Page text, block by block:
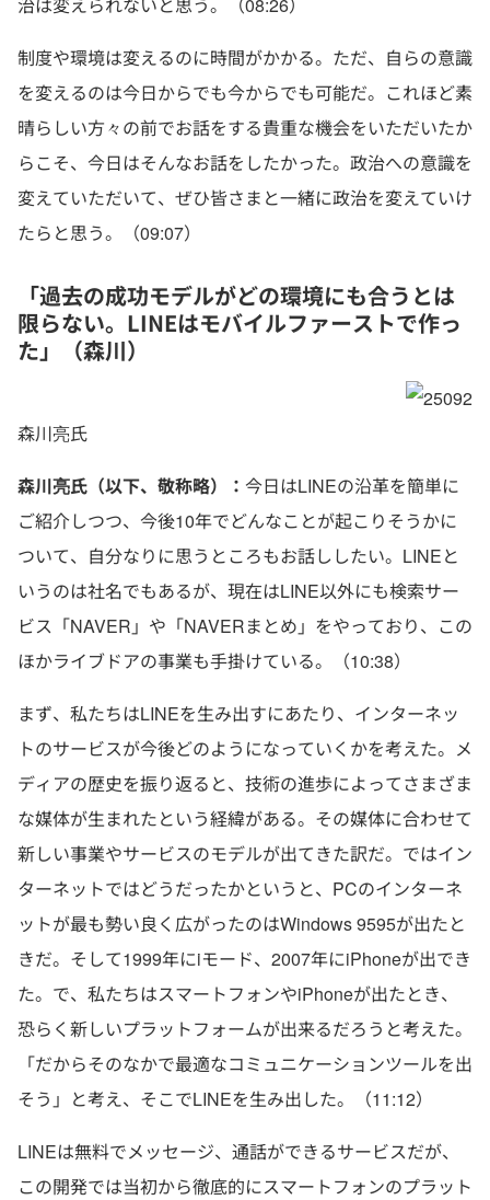
制度や環境は変えるのに時間がかかる。ただ、自らの意識
を変えるのは今日からでも今からでも可能だ。これほど素
晴らしい方々の前でお話をする貴重な機会をいただいたか
らこそ、今日はそんなお話をしたかった。政治への意識を
変えていただいて、ぜひ皆さまと一緒に政治を変えていけ
たらと思う。（09:07）
「過去の成功モデルがどの環境にも合うとは
限らない。LINEはモバイルファーストで作っ
た」（森川）
森川亮氏
森川亮氏（以下、敬称略）： 今日はLINEの沿革を簡単に
ご紹介しつつ、今後10年でどんなことが起こりそうかに
ついて、自分なりに思うところもお話ししたい。LINEと
いうのは社名でもあるが、現在はLINE以外にも検索サー
ビス「NAVER」や「NAVERまとめ」をやっており、この
ほかライブドアの事業も手掛けている。（10:38）
まず、私たちはLINEを生み出すにあたり、インターネッ
トのサービスが今後どのようになっていくかを考えた。メ
ディアの歴史を振り返ると、技術の進歩によってさまざま
な媒体が生まれたという経緯がある。その媒体に合わせて
新しい事業やサービスのモデルが出てきた訳だ。ではイン
ターネットではどうだったかというと、PCのインターネ
ットが最も勢い良く広がったのはWindows 9595が出たと
きだ。そして1999年にiモード、2007年にiPhoneが出でき
た。で、私たちはスマートフォンやiPhoneが出たとき、
恐らく新しいプラットフォームが出来るだろうと考えた。
「だからそのなかで最適なコミュニケーションツールを出
そう」と考え、そこでLINEを生み出した。（11:12）
LINEは無料でメッセージ、通話ができるサービスだが、
この開発では当初から徹底的にスマートフォンのプラット